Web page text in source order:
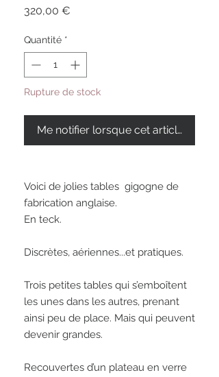
320,00 €
Quantité *
Rupture de stock
Me notifier lorsque cet article est
Voici de jolies tables  gigogne de
fabrication anglaise.
En teck.
Discrètes, aériennes...et pratiques.
Trois petites tables qui s’emboîtent
les unes dans les autres, prenant
ainsi peu de place. Mais qui peuvent
devenir grandes.
Recouvertes d’un plateau en verre